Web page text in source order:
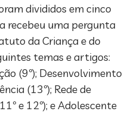
divididos em cinco
recebeu uma pergunta
da Criança e do
temas e artigos:
(9º); Desenvolvimento
(13º); Rede de
e 12º); e Adolescente